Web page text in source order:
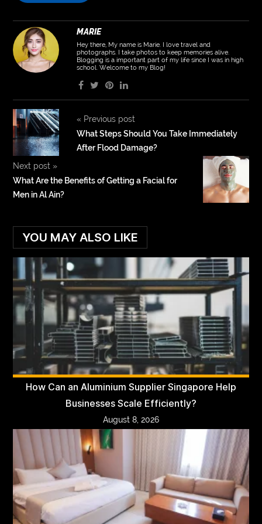
MARIE
Hey there, My name is Marie. I love travel and
photographs. I take photos to keep memories alive.
Blogging is a important part of my life since I was in high
school. Welcome to my Blog!
«Previous post
What Steps Should You Take Immediately
After Flood Damage?
Next post »
What Are the Benefits of Getting a Facial for
Men in Al Ain?
YOU MAY ALSO LIKE
How Can an Aluminium Supplier Singapore Help
Businesses Scale Efficiently?
August 8, 2026